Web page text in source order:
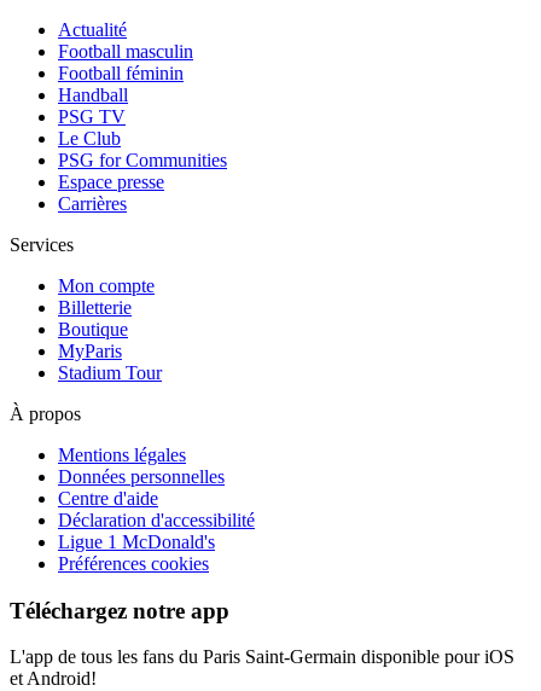
Actualité
Football masculin
Football féminin
Handball
PSG TV
Le Club
PSG for Communities
Espace presse
Carrières
Services
Mon compte
Billetterie
Boutique
MyParis
Stadium Tour
À propos
Mentions légales
Données personnelles
Centre d'aide
Déclaration d'accessibilité
Ligue 1 McDonald's
Préférences cookies
Téléchargez notre app
L'app de tous les fans du Paris Saint-Germain disponible pour iOS
et Android!